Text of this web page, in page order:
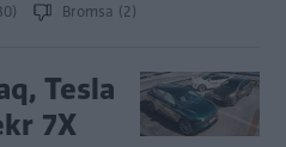
Bromsa (2)
Tesla
7X